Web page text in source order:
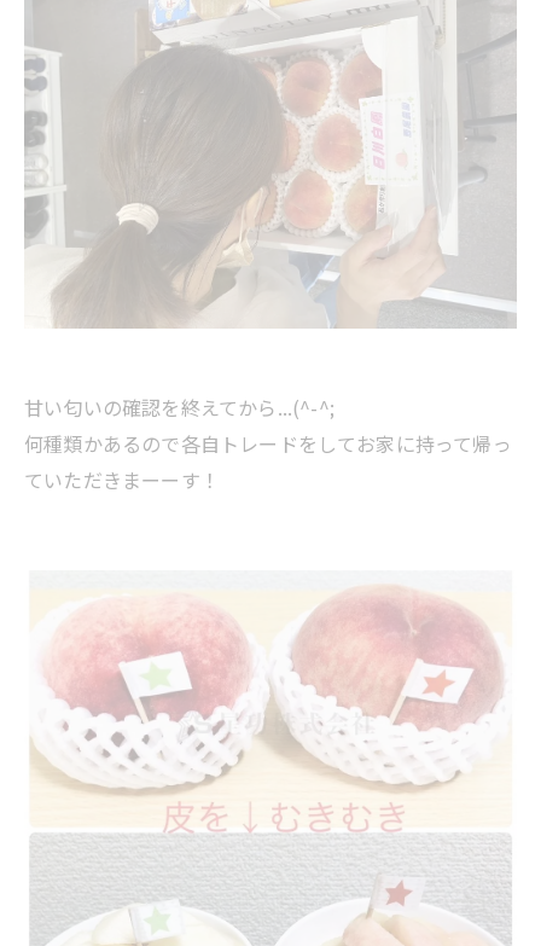
甘い匂いの確認を終えてから...(^-^;
何種類かあるので各自トレードをしてお家に持って帰っ
ていただきまーーす！